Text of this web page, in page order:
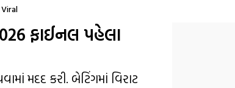
ફાઈનલ પહેલા
મદદ કરી. બેટિંગમાં વિરાટ